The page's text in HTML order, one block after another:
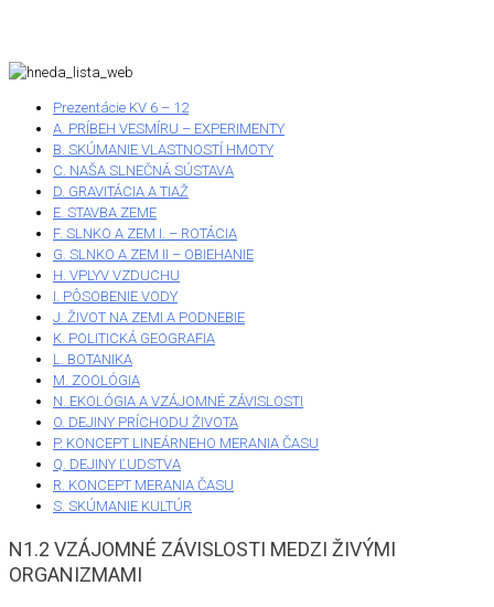
Prezentácie KV 6 – 12
A. PRÍBEH VESMÍRU – EXPERIMENTY
B. SKÚMANIE VLASTNOSTÍ HMOTY
C. NAŠA SLNEČNÁ SÚSTAVA
D. GRAVITÁCIA A TIAŽ
E. STAVBA ZEME
F. SLNKO A ZEM I. – ROTÁCIA
G. SLNKO A ZEM II – OBIEHANIE
H. VPLYV VZDUCHU
I. PÔSOBENIE VODY
J. ŽIVOT NA ZEMI A PODNEBIE
K. POLITICKÁ GEOGRAFIA
L. BOTANIKA
M. ZOOLÓGIA
N. EKOLÓGIA A VZÁJOMNÉ ZÁVISLOSTI
O. DEJINY PRÍCHODU ŽIVOTA
P. KONCEPT LINEÁRNEHO MERANIA ČASU
Q. DEJINY ĽUDSTVA
R. KONCEPT MERANIA ČASU
S. SKÚMANIE KULTÚR
N1.2 VZÁJOMNÉ ZÁVISLOSTI MEDZI ŽIVÝMI
ORGANIZMAMI